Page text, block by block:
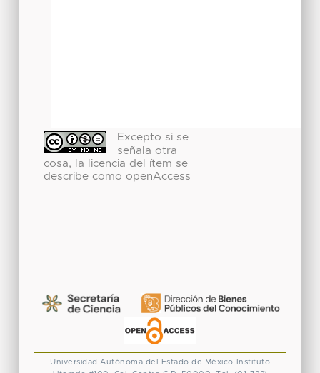
Excepto si se
señala otra
cosa, la licencia del ítem se
describe como openAccess
Universidad Autónoma del Estado de México
Instituto